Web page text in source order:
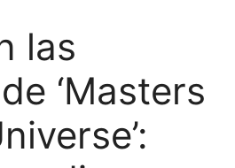
las
‘Masters